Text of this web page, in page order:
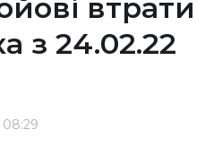
втрати
з 24.02.22
08:29